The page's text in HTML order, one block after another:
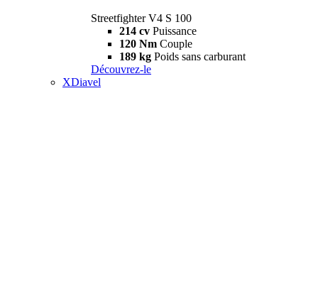
Streetfighter V4 S 100
214 cv Puissance
120 Nm Couple
189 kg Poids sans carburant
Découvrez-le
XDiavel